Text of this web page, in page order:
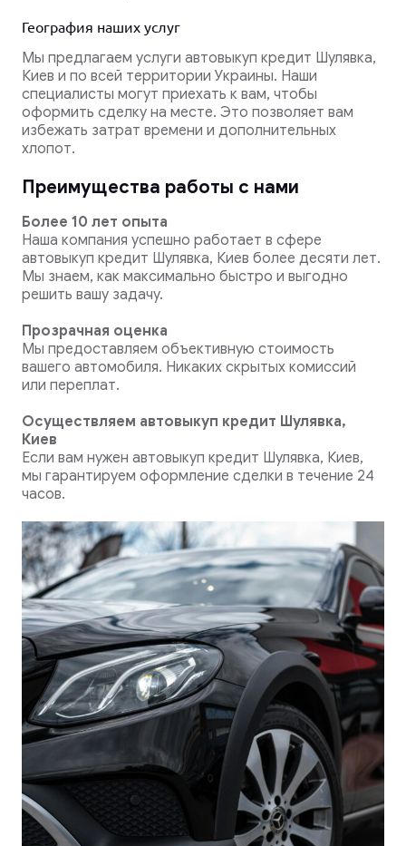
География наших услуг
Мы предлагаем услуги автовыкуп кредит Шулявка,
Киев и по всей территории Украины. Наши
специалисты могут приехать к вам, чтобы
оформить сделку на месте. Это позволяет вам
избежать затрат времени и дополнительных
хлопот.
Преимущества работы с нами
Более 10 лет опыта
Наша компания успешно работает в сфере
автовыкуп кредит Шулявка, Киев более десяти лет.
Мы знаем, как максимально быстро и выгодно
решить вашу задачу.
Прозрачная оценка
Мы предоставляем объективную стоимость
вашего автомобиля. Никаких скрытых комиссий
или переплат.
Осуществляем автовыкуп кредит Шулявка,
Киев
Если вам нужен автовыкуп кредит Шулявка, Киев,
мы гарантируем оформление сделки в течение 24
часов.